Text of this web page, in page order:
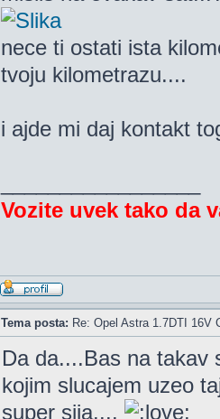
nece ti ostati ista
tvoju kilometrazu....
i ajde mi daj kontakt
Vozite uvek tako da
Tema posta: Re: Opel Astra 1.7DTI 16V
Da da....Bas na
kojim slucajem uzeo
super sija....